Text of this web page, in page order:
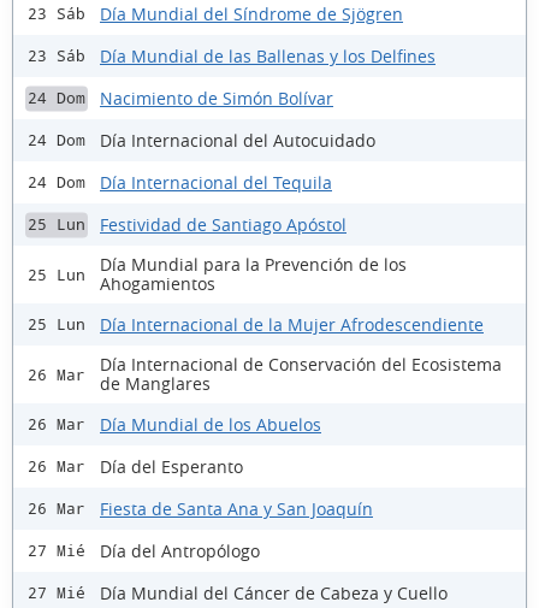
23 Sáb Día Mundial del Síndrome de Sjögren
23 Sáb Día Mundial de las Ballenas y los Delfines
24 Dom Nacimiento de Simón Bolívar
24 Dom Día Internacional del Autocuidado
24 Dom Día Internacional del Tequila
25 Lun Festividad de Santiago Apóstol
25 Lun
Día Mundial para la Prevención de los
Ahogamientos
25 Lun Día Internacional de la Mujer Afrodescendiente
26 Mar
Día Internacional de Conservación del Ecosistema
de Manglares
26 Mar Día Mundial de los Abuelos
26 Mar Día del Esperanto
26 Mar Fiesta de Santa Ana y San Joaquín
27 Mié Día del Antropólogo
27 Mié Día Mundial del Cáncer de Cabeza y Cuello